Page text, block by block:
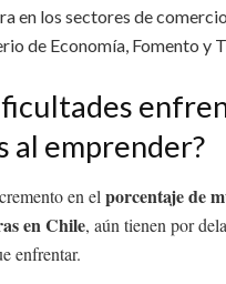
en los sectores de
de Economía, Fomento y
al emprender?
en el porcentaje de
en Chile, aún tienen por
enfrentar.